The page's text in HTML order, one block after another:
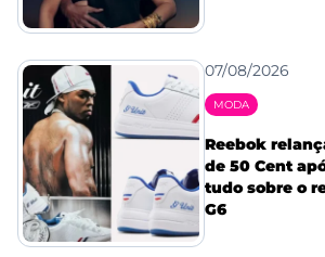
07/08/2026
MODA
Reebok
de 50 Cent
tudo sobre o
G6